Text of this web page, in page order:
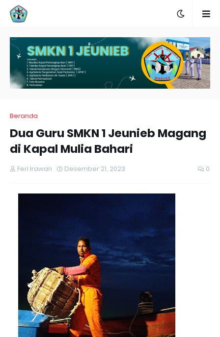
Beranda
Dua Guru SMKN 1 Jeunieb Magang
di Kapal Mulia Bahari
Feri Irawan Desember 21, 2023 0